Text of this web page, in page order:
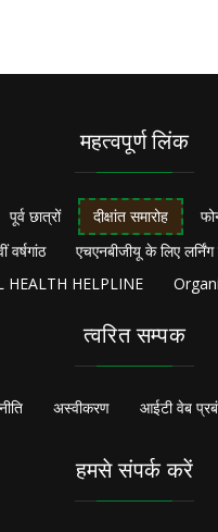
महत्वपूर्ण लिंक
पूर्व छात्रों दीक्षांत समारोह
वर्षगांठ एचएनबीजीयू के लिए
HEALTH HELPLINE
त्वरित सम्पक
अस्वीकरण आईटी वेब
हमसे संपर्क करें